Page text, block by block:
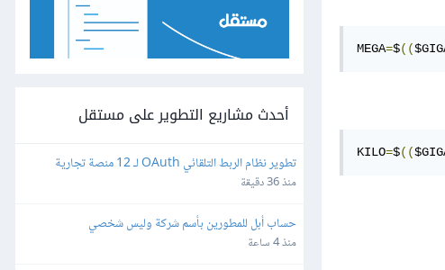
MEGA=$((
KILO=$((
أحدث مشاريع التطوير على مستقل
وإعلانية
منذ 36 دقيقة
حساب أبل للمطورين بأسم شركة وليس شخصي
منذ 4 ساعة